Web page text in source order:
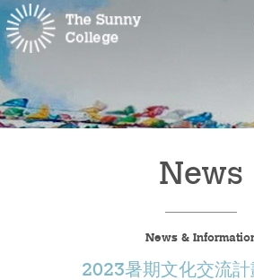
About Us
News
News &
2023暑期文化交流計